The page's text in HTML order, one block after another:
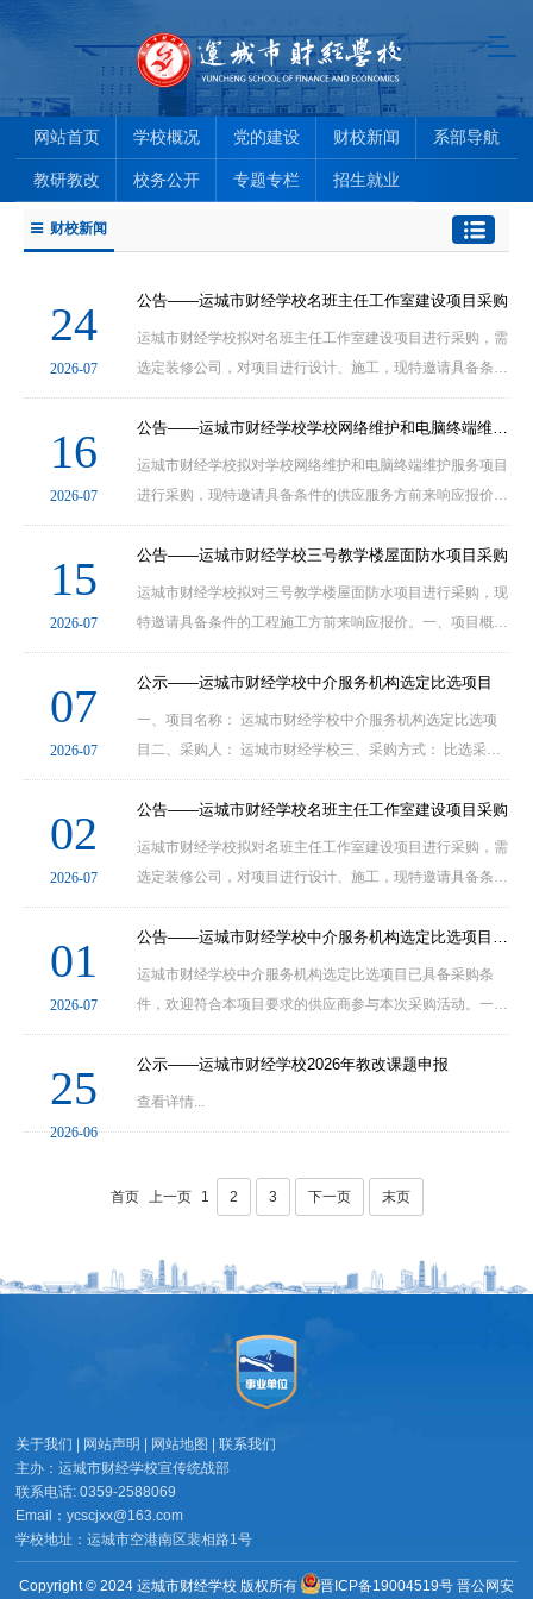
网站首页 学校概况 党的建设 财校新闻 系部导航
教研教改 校务公开 专题专栏 招生就业
财校新闻
24
2026-07
公告——运城市财经学校名班主任工作室建设项目采购
运城市财经学校拟对名班主任工作室建设项目进行采购，需
选定装修公司，对项目进行设计、施工，现特邀请具备条件
的服务提供商前来响应报价。一、项目概况1、项目名称: 运
16
2026-07
公告——运城市财经学校学校网络维护和电脑终端维护服务项目采购
运城市财经学校拟对学校网络维护和电脑终端维护服务项目
进行采购，现特邀请具备条件的供应服务方前来响应报价。
一、项目概况1、项目名称: 运城市财经学校学校网络维护和
15
2026-07
公告——运城市财经学校三号教学楼屋面防水项目采购
运城市财经学校拟对三号教学楼屋面防水项目进行采购，现
特邀请具备条件的工程施工方前来响应报价。一、项目概况
1、项目名称: 运城市财经学校三号教学楼屋面防水项目2、
07
2026-07
公示——运城市财经学校中介服务机构选定比选项目
一、项目名称： 运城市财经学校中介服务机构选定比选项
目二、采购人： 运城市财经学校三、采购方式： 比选采购
四、本项目于 2026年 7月 6 日 在运城市财经学
02
2026-07
公告——运城市财经学校名班主任工作室建设项目采购
运城市财经学校拟对名班主任工作室建设项目进行采购，需
选定装修公司，对项目进行设计、施工，现特邀请具备条件
的服务提供商前来响应报价。一、项目概况1、项目名称: 运
01
2026-07
公告——运城市财经学校中介服务机构选定比选项目采购
运城市财经学校中介服务机构选定比选项目已具备采购条
件，欢迎符合本项目要求的供应商参与本次采购活动。一、
项目概况1、项目名称：运城市财经学校中介服务机构选定
比选项
25
2026-06
公示——运城市财经学校2026年教改课题申报
查看详情...
首页 上一页 1 2 3 下一页 末页
关于我们 | 网站声明 | 网站地图 | 联系我们
主办：运城市财经学校宣传统战部
联系电话: 0359-2588069
Email：ycscjxx@163.com
学校地址：运城市空港南区裴相路1号
Copyright © 2024 运城市财经学校 版权所有 晋ICP备19004519号 晋公网安